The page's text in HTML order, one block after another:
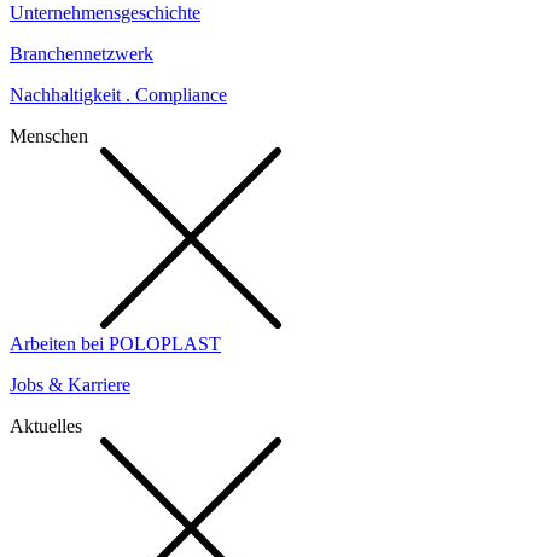
Unternehmensgeschichte
Branchennetzwerk
Nachhaltigkeit . Compliance
Menschen
Arbeiten bei POLOPLAST
Jobs & Karriere
Aktuelles